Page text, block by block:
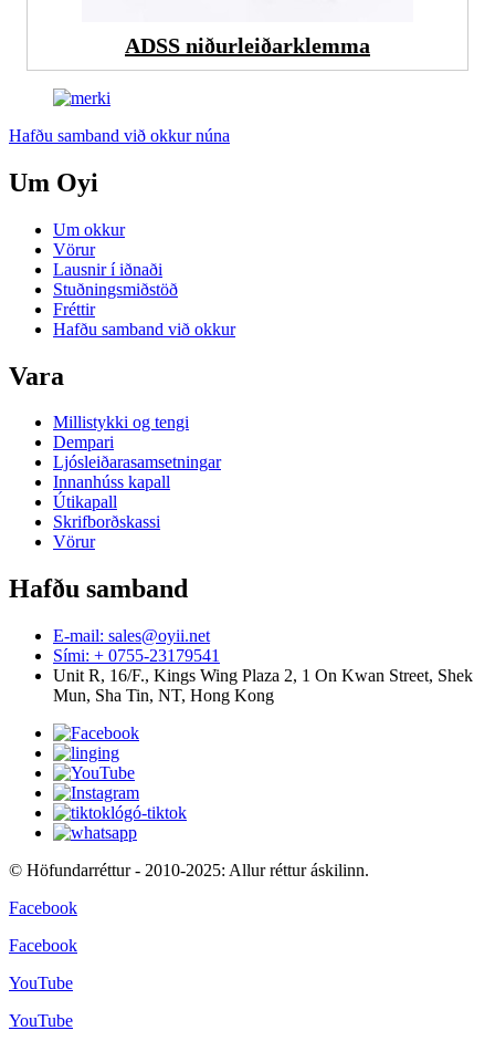
ADSS niðurleiðarklemma
Hafðu samband við okkur núna
Um Oyi
Um okkur
Vörur
Lausnir í iðnaði
Stuðningsmiðstöð
Fréttir
Hafðu samband við okkur
Vara
Millistykki og tengi
Dempari
Ljósleiðarasamsetningar
Innanhúss kapall
Útikapall
Skrifborðskassi
Vörur
Hafðu samband
E-mail: sales@oyii.net
Sími: + 0755-23179541
Unit R, 16/F., Kings Wing Plaza 2, 1 On Kwan Street, Shek
Mun, Sha Tin, NT, Hong Kong
© Höfundarréttur - 2010-2025: Allur réttur áskilinn.
Facebook
Facebook
YouTube
YouTube